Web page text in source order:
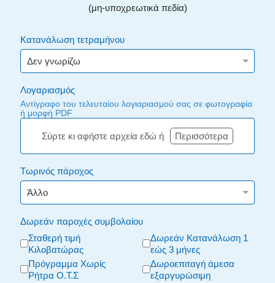
(μη-υποχρεωτικά πεδία)
Κατανάλωση τετραμήνου
Λογαριασμός
Αντίγραφο του τελευταίου λογιαριασμού σας σε φωτογραφία
ή μορφή PDF
Σύρτε κι αφήστε αρχεία εδώ ή Περισσότερα
Τωρινός πάροχος
Δωρεάν παροχές συμβολαίου
Σταθερή τιμή
Κιλοβατώρας
Δωρεάν Κατανάλωση 1
εώς 3 μήνες
Πρόγραμμα Χωρίς
Ρήτρα Ο.Τ.Σ
Δωροεπιταγή άμεσα
εξαργυρώσιμη